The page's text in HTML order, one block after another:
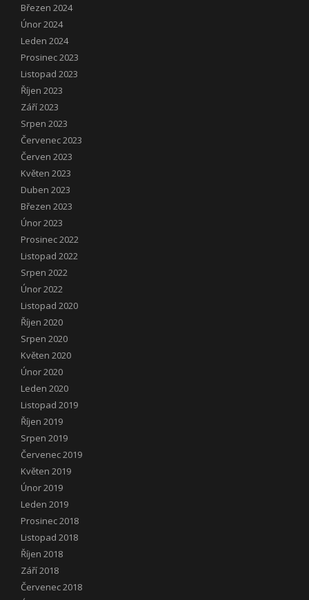
Březen 2024
Únor 2024
Leden 2024
Prosinec 2023
Listopad 2023
Říjen 2023
Září 2023
Srpen 2023
Červenec 2023
Červen 2023
Květen 2023
Duben 2023
Březen 2023
Únor 2023
Prosinec 2022
Listopad 2022
Srpen 2022
Únor 2022
Listopad 2020
Říjen 2020
Srpen 2020
Květen 2020
Únor 2020
Leden 2020
Listopad 2019
Říjen 2019
Srpen 2019
Červenec 2019
Květen 2019
Únor 2019
Leden 2019
Prosinec 2018
Listopad 2018
Říjen 2018
Září 2018
Červenec 2018